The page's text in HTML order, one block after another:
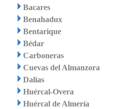
Bacares
Benahadux
Bentarique
Bédar
Carboneras
Cuevas del Almanzora
Dalías
Huércal-Overa
Huércal de Almería